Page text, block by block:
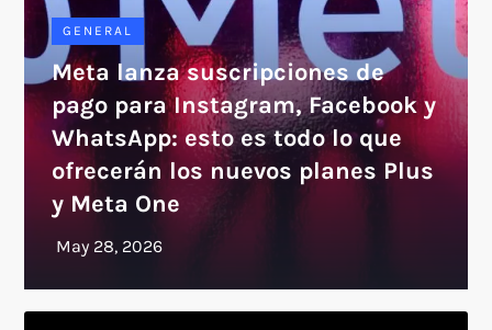
GENERAL
Meta lanza suscripciones de
pago para Instagram, Facebook y
WhatsApp: esto es todo lo que
ofrecerán los nuevos planes Plus
y Meta One